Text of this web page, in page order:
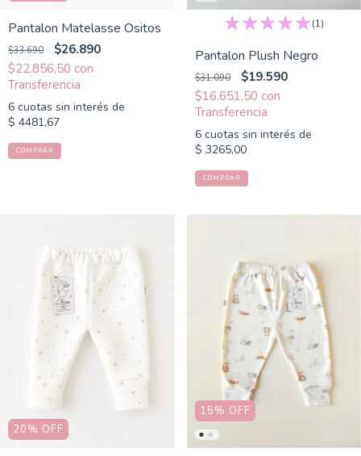
Pantalon Matelasse Ositos
$33.690
$26.890
$22.856,50 con
6 cuotas sin interés de
$ 4481,67
COMPRAR
(1)
Pantalon Plush Negro
$31.090
$19.590
$16.651,50 con
6 cuotas sin interés de
$ 3265,00
COMPRAR
20% OFF
15% OFF